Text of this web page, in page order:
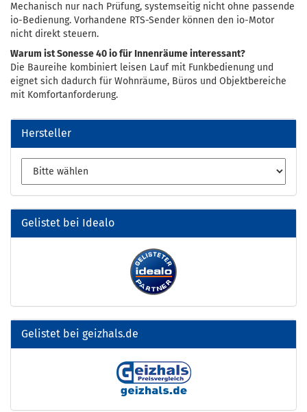
Mechanisch nur nach Prüfung, systemseitig nicht ohne passende
io-Bedienung. Vorhandene RTS-Sender können den io-Motor
nicht direkt steuern.
Warum ist Sonesse 40 io für Innenräume interessant?
Die Baureihe kombiniert leisen Lauf mit Funkbedienung und
eignet sich dadurch für Wohnräume, Büros und Objektbereiche
mit Komfortanforderung.
Hersteller
Gelistet bei Idealo
Gelistet bei geizhals.de